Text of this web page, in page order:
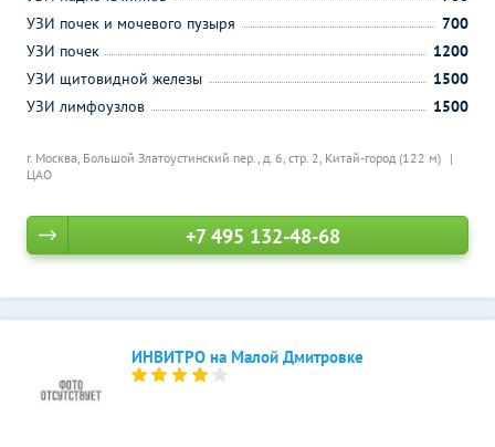
г. Москва, Большой Златоустинский пер., д. 6, стр. 2, Китай-город (122 м)
ЦАО
УЗИ почек и мочевого пузыря
700
УЗИ почек
1200
УЗИ щитовидной железы
1500
УЗИ лимфоузлов
1500
+7 495 132-48-68
ИНВИТРО на Малой Дмитровке